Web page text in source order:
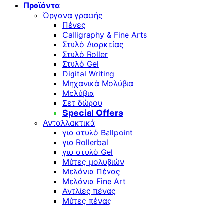
Προϊόντα
Όργανα γραφής
Πένες
Calligraphy & Fine Arts
Στυλό Διαρκείας
Στυλό Roller
Στυλό Gel
Digital Writing
Μηχανικά Μολύβια
Μολύβια
Σετ δώρου
Special Offers
Ανταλλακτικά
για στυλό Ballpoint
για Rollerball
για στυλό Gel
Μύτες μολυβιών
Μελάνια Πένας
Μελάνια Fine Art
Αντλίες πένας
Μύτες πένας